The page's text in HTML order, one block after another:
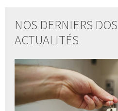
NOS DERNIERS
ACTUALITÉS